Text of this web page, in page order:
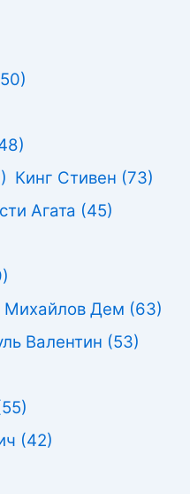
Кинг Стивен (73)
Агата (45)
Михайлов Дем (63)
Валентин (53)
(42)